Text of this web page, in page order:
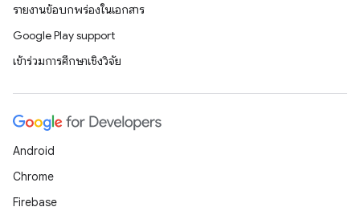
รายงานข้อบกพร่องในเอกสาร
Google Play support
เข้าร่วมการศึกษาเชิงวิจัย
Android
Chrome
Firebase